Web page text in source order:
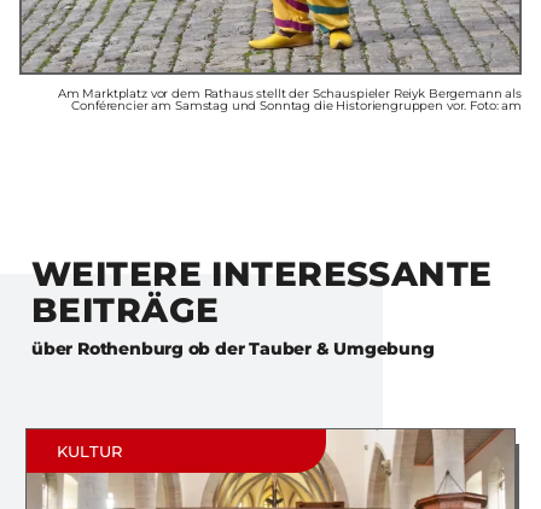
Am Marktplatz vor dem Rathaus stellt der Schauspieler Reiyk Bergemann als
Conférencier am Samstag und Sonntag die Historiengruppen vor. Foto: am
WEITERE INTERESSANTE
BEITRÄGE
über Rothenburg ob der Tauber & Umgebung
KULTUR